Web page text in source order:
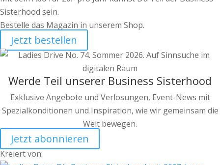
Sisterhood sein.
Bestelle das Magazin in unserem Shop.
Jetzt bestellen
Werde Teil unserer Business Sisterhood
Exklusive Angebote und Verlosungen, Event-News mit
Spezialkonditionen und Inspiration, wie wir gemeinsam die
Welt bewegen.
Jetzt abonnieren
Kreiert von: